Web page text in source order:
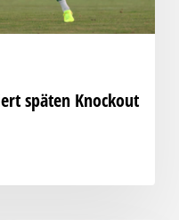
späten Knockout